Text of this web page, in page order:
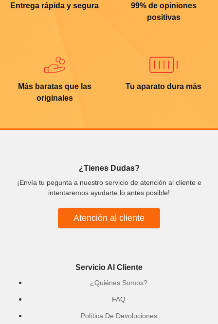
Entrega rápida y segura
99% de opiniones
positivas
Más baratas que las
originales
Tu aparato dura más
¿Tienes Dudas?
¡Envía tu pegunta a nuestro servicio de atención al cliente e
intentaremos ayudarte lo antes posible!
Atención al cliente
Servicio Al Cliente
¿Quiénes Somos?
FAQ
Política De Devoluciones